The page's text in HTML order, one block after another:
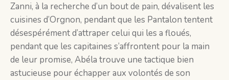
Zanni, à la recherche d’un bout de pain, dévalisent les
cuisines d’Orgnon, pendant que les Pantalon tentent
désespérément d’attraper celui qui les a floués,
pendant que les capitaines s’affrontent pour la main
de leur promise, Abéla trouve une tactique bien
astucieuse pour échapper aux volontés de son